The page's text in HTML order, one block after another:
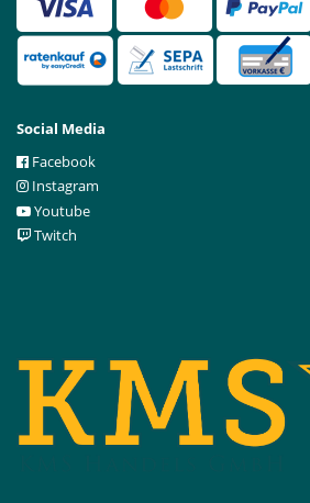
Social Media
Facebook
Instagram
Youtube
Twitch